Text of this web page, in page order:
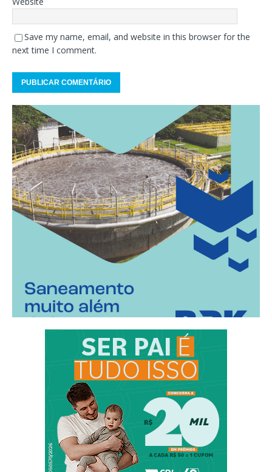
Save my name, email, and website in this browser for the
next time I comment.